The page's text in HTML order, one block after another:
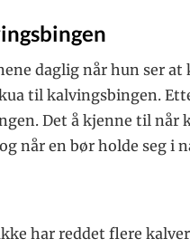
daglig når hun ser at
til kalvingsbingen.
Det å kjenne til når
når en bør holde seg i
har reddet flere